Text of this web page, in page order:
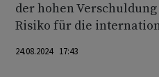
der hohen
Risiko für die
24.08.2024 17:43